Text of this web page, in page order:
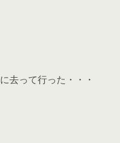
去って行った・・・